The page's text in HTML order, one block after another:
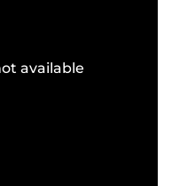
available